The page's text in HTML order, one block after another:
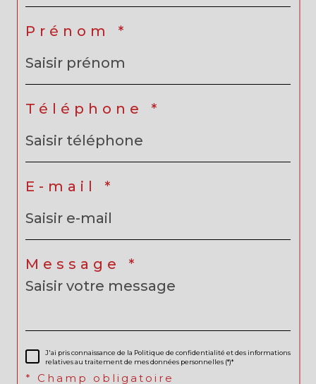
Prénom *
Téléphone *
E-mail *
Message *
J'ai pris connaissance de la Politique de confidentialité et des informations
relatives au traitement de mes données personnelles (*)*
* Champ obligatoire